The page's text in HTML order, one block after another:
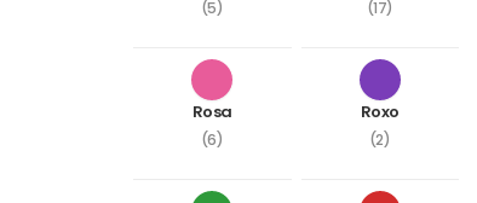
(5) (17)
Rosa
(6)
Roxo
(2)